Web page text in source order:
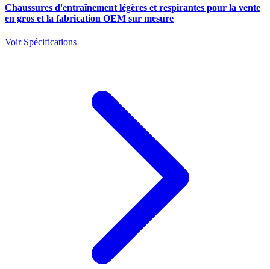
Chaussures d'entraînement légères et respirantes pour la vente
en gros et la fabrication OEM sur mesure
Voir Spécifications